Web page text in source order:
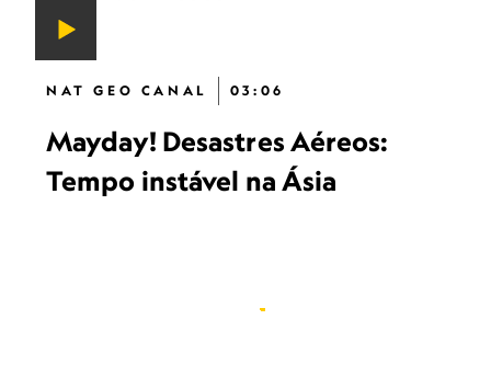
NAT GEO CANAL 03:06
Mayday! Desastres Aéreos:
Tempo instável na Ásia